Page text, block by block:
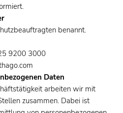
benannt.
9200 3000
Daten
arbeiten wir mit
zusammen. Dabei ist